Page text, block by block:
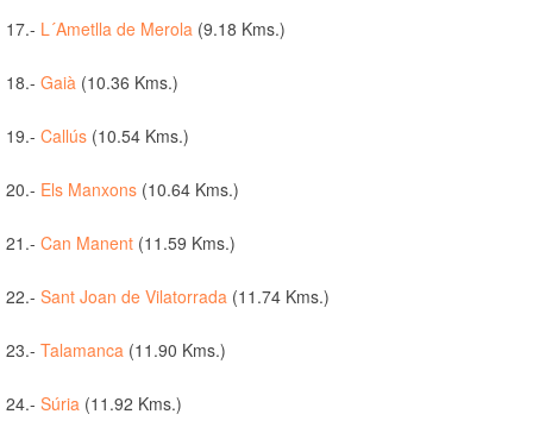
17.- L´Ametlla de Merola (9.18 Kms.)
18.- Gaià (10.36 Kms.)
19.- Callús (10.54 Kms.)
20.- Els Manxons (10.64 Kms.)
21.- Can Manent (11.59 Kms.)
22.- Sant Joan de Vilatorrada (11.74 Kms.)
23.- Talamanca (11.90 Kms.)
24.- Súria (11.92 Kms.)